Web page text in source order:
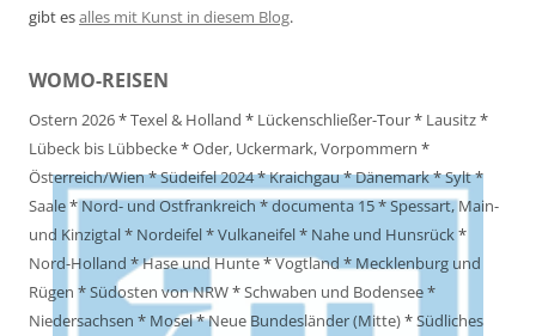
gibt esalles mit Kunst in diesem Blog.
WOMO-REISEN
Ostern 2026*Texel & Holland * Lückenschließer-Tour* Lausitz*
Lübeck bis Lübbecke*Oder, Uckermark, Vorpommern *
Österreich/Wien*Südeifel 2024*Kraichgau*Dänemark*Sylt*
Saale*Nord- und Ostfrankreich*documenta 15*Spessart, Main-
und Kinzigtal* Nordeifel*Vulkaneifel* Nahe und Hunsrück*
Nord-Holland *Hase und Hunte*Vogtland*Mecklenburg und
Rügen *Südosten von NRW*Schwaben und Bodensee*
Niedersachsen * Mosel*Neue Bundesländer (Mitte)*Südliches